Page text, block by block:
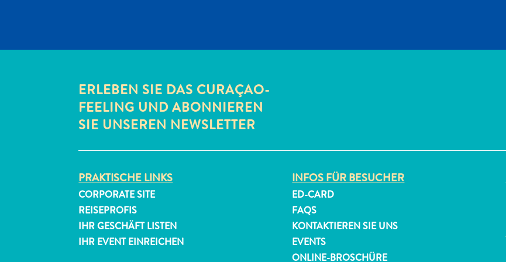
ERLEBEN SIE DAS CURAÇAO-
FEELING UND ABONNIEREN
SIE UNSEREN NEWSLETTER
PRAKTISCHE LINKS
CORPORATE SITE
REISEPROFIS
IHR GESCHÄFT LISTEN
IHR EVENT EINREICHEN
INFOS FÜR BESUCHER
ED-CARD
FAQS
KONTAKTIEREN SIE UNS
EVENTS
ONLINE-BROSCHÜRE